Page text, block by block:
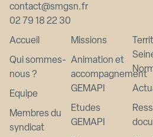
contact@smgsn.fr
02 79 18 22 30
Accueil
Qui sommes-
nous ?
Equipe
Membres du
syndicat
Missions
Animation et
accompagnement
GEMAPI
Etudes
GEMAPI